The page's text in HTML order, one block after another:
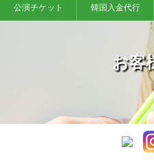
公演チケット 韓国入金代行
お客